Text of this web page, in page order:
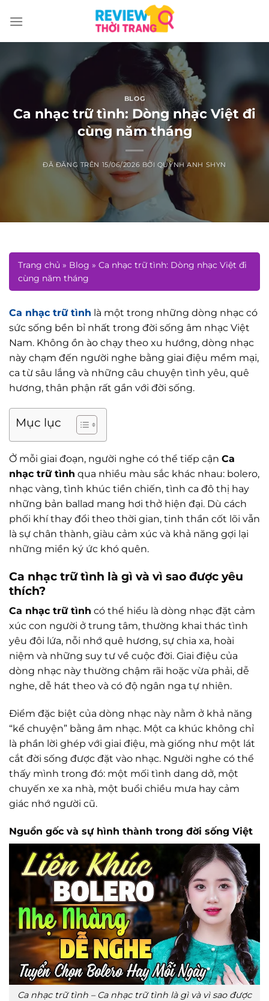
đến
BLOG
Ca nhạc trữ tình: Dòng nhạc Việt đi
cùng năm tháng
ĐÃ ĐĂNG TRÊN 15/06/2026 BỞI QUỲNH ANH SHYN
Trang chủ » Blog » Ca nhạc trữ tình: Dòng nhạc Việt đi
cùng năm tháng
Ca nhạc trữ tình là một trong những dòng nhạc có
sức sống bền bỉ nhất trong đời sống âm nhạc Việt
Nam. Không ồn ào chạy theo xu hướng, dòng nhạc
này chạm đến người nghe bằng giai điệu mềm mại,
ca từ sâu lắng và những câu chuyện tình yêu, quê
hương, thân phận rất gần với đời sống.
Mục lục
Ở mỗi giai đoạn, người nghe có thể tiếp cận Ca
nhạc trữ tình qua nhiều màu sắc khác nhau: bolero,
nhạc vàng, tình khúc tiền chiến, tình ca đô thị hay
những bản ballad mang hơi thở hiện đại. Dù cách
phối khí thay đổi theo thời gian, tinh thần cốt lõi vẫn
là sự chân thành, giàu cảm xúc và khả năng gợi lại
những miền ký ức khó quên.
Ca nhạc trữ tình là gì và vì sao được yêu
thích?
Ca nhạc trữ tình có thể hiểu là dòng nhạc đặt cảm
xúc con người ở trung tâm, thường khai thác tình
yêu đôi lứa, nỗi nhớ quê hương, sự chia xa, hoài
niệm và những suy tư về cuộc đời. Giai điệu của
dòng nhạc này thường chậm rãi hoặc vừa phải, dễ
nghe, dễ hát theo và có độ ngân nga tự nhiên.
Điểm đặc biệt của dòng nhạc này nằm ở khả năng
“kể chuyện” bằng âm nhạc. Một ca khúc không chỉ
là phần lời ghép với giai điệu, mà giống như một lát
cắt đời sống được đặt vào nhạc. Người nghe có thể
thấy mình trong đó: một mối tình dang dở, một
chuyến xe xa nhà, một buổi chiều mưa hay cảm
giác nhớ người cũ.
Nguồn gốc và sự hình thành trong đời sống Việt
Ca nhạc trữ tình – Ca nhạc trữ tình là gì và vì sao được